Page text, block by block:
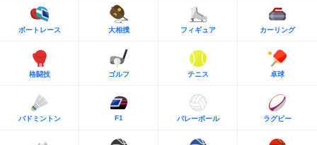
ボートレース 大相撲 フィギュア カーリング
格闘技 ゴルフ テニス 卓球
バドミントン F1 バレーボール ラグビー